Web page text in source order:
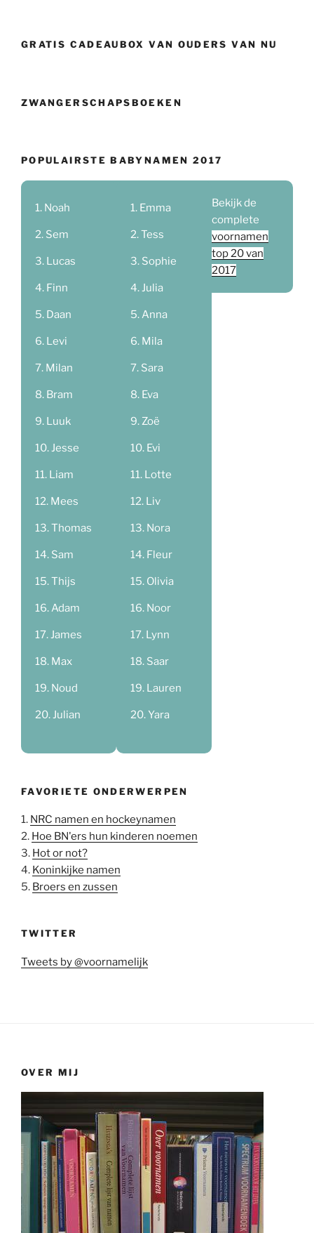
GRATIS CADEAUBOX VAN OUDERS VAN NU
ZWANGERSCHAPSBOEKEN
POPULAIRSTE BABYNAMEN 2017
Noah
Sem
Lucas
Finn
Daan
Levi
Milan
Bram
Luuk
Jesse
Liam
Mees
Thomas
Sam
Thijs
Adam
James
Max
Noud
Julian
Emma
Tess
Sophie
Julia
Anna
Mila
Sara
Eva
Zoë
Evi
Lotte
Liv
Nora
Fleur
Olivia
Noor
Lynn
Saar
Lauren
Yara
Bekijk de
complete
voornamen
top 20 van
2017
FAVORIETE ONDERWERPEN
1. NRC namen en hockeynamen
2. Hoe BN'ers hun kinderen noemen
3. Hot or not?
4. Koninkijke namen
5. Broers en zussen
TWITTER
Tweets by @voornamelijk
OVER MIJ